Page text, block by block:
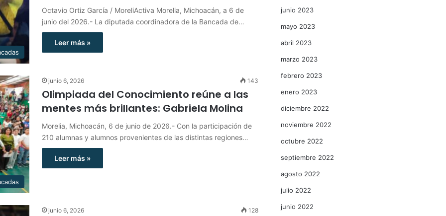
Octavio Ortiz García / MoreliActiva Morelia, Michoacán, a 6 de
junio del 2026.- La diputada coordinadora de la Bancada de…
Leer más »
junio 6, 2026 143
Olimpiada del Conocimiento reúne a las
mentes más brillantes: Gabriela Molina
Morelia, Michoacán, 6 de junio de 2026.- Con la participación de
210 alumnas y alumnos provenientes de las distintas regiones…
Leer más »
junio 6, 2026 128
junio 2023
mayo 2023
abril 2023
marzo 2023
febrero 2023
enero 2023
diciembre 2022
noviembre 2022
octubre 2022
septiembre 2022
agosto 2022
julio 2022
junio 2022